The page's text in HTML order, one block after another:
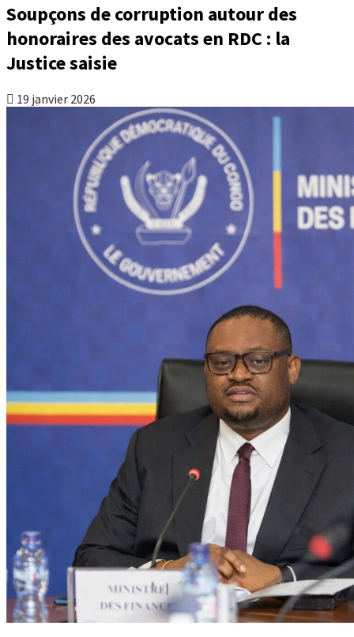
Soupçons de corruption autour des
honoraires des avocats en RDC : la
Justice saisie
19 janvier 2026